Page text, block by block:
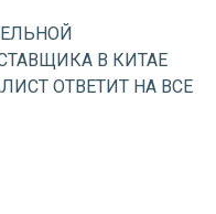
В КИТАЕ
ОТВЕТИТ НА ВСЕ